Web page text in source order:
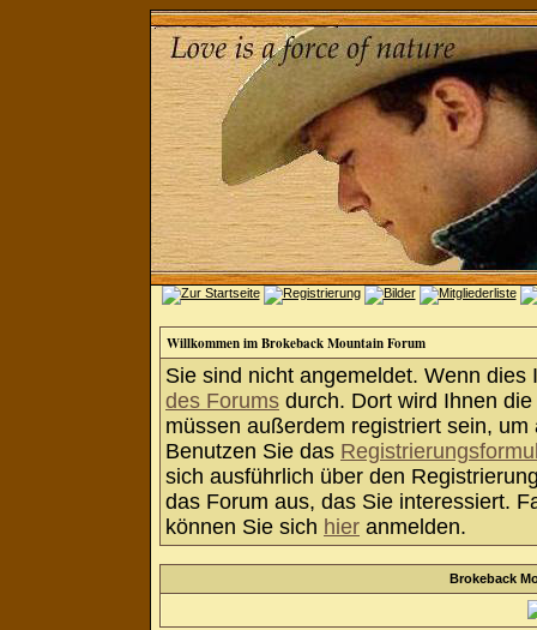
Willkommen im Brokeback Mountain Forum
Sie sind nicht angemeldet. Wenn
des Forums durch. Dort wird Ihnen
müssen außerdem registriert sein,
Benutzen Sie das
sich ausführlich über den
das Forum aus, das Sie interessiert.
können Sie sich hier anmelden.
Brokeback